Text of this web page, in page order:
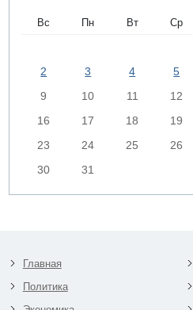
Вс Пн Вт Ср
2
3 4 5
9
10 11 12
16
17 18 19
23
24 25 26
30
31
Главная
Политика